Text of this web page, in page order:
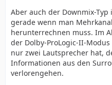
Aber auch der Downmix-
gerade wenn man
herunterrechnen muss. Im
der Dolby-ProLogic-II-
nur zwei Lautsprecher hat,
Informationen aus den
verlorengehen.